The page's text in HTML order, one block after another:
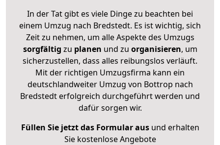
In der Tat gibt es viele Dinge zu beachten bei
einem Umzug nach Bredstedt. Es ist wichtig, sich
Zeit zu nehmen, um alle Aspekte des Umzugs
sorgfältig zu planen und zu organisieren, um
sicherzustellen, dass alles reibungslos verläuft.
Mit der richtigen Umzugsfirma kann ein
deutschlandweiter Umzug von Bottrop nach
Bredstedt erfolgreich durchgeführt werden und
dafür sorgen wir.
Füllen Sie jetzt das Formular ausund erhalten
Sie kostenlose Angebote